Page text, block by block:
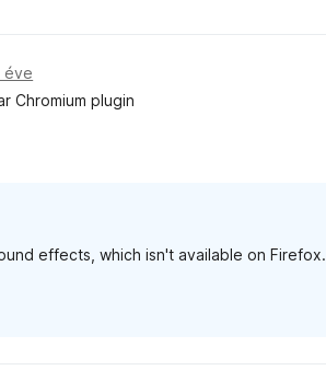
éve
Chromium plugin
effects, which isn't available on Firefox.